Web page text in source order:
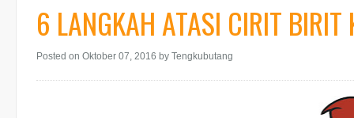
6 LANGKAH ATASI CIRIT BIRIT
Posted on Oktober 07, 2016 by Tengkubutang